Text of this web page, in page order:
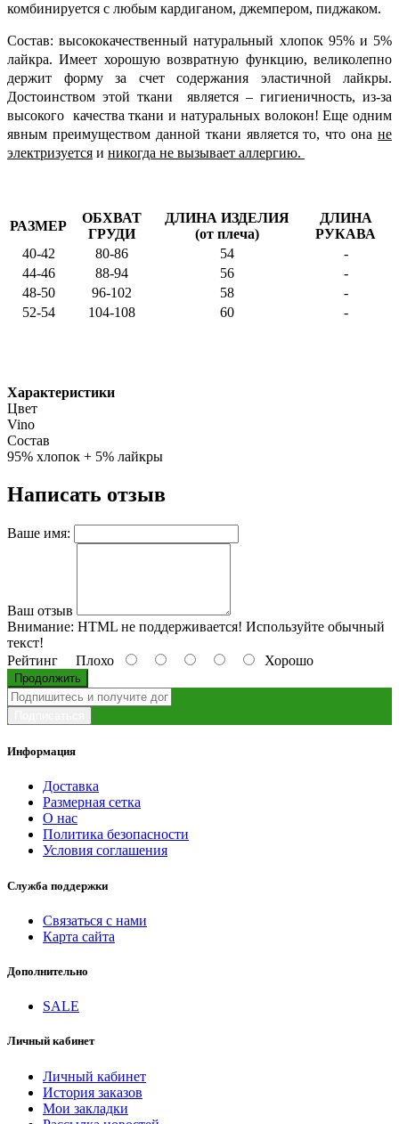
комбинируется с любым кардиганом, джемпером, пиджаком.
Состав:высококачественный натуральный хлопок 95% и 5%
лайкра. Имеет хорошую возвратную функцию, великолепно
держит форму за счет содержания эластичной лайкры.
Достоинством этой ткани является – гигиеничность, из-за
высокого качества ткани и натуральных волокон!Еще одним
явным преимуществом данной ткани является то, что она не
электризуется и никогда не вызывает аллергию.
РАЗМЕР
ОБХВАТ
ГРУДИ
ДЛИНА ИЗДЕЛИЯ
(от плеча)
ДЛИНА
РУКАВА
40-42
80-86 54
-
44-46
88-94 56
-
48-50
96-102 58
-
52-54
104-108 60 -
Характеристики
Цвет
Vino
Состав
95% хлопок + 5% лайкры
Написать отзыв
Ваше имя:
Ваш отзыв
Внимание: HTML не поддерживается! Используйте обычный
текст!
Рейтинг Плохо Хорошо
Продолжить
Информация
Доставка
Размерная сетка
О нас
Политика безопасности
Условия соглашения
Служба поддержки
Связаться с нами
Карта сайта
Дополнительно
SALE
Личный кабинет
Личный кабинет
История заказов
Мои закладки